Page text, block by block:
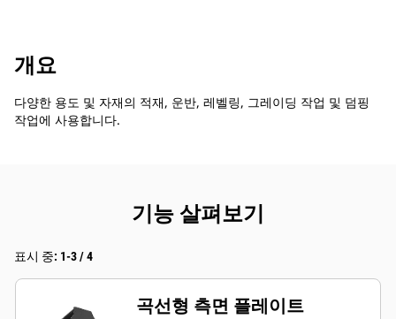
개요
다양한 용도 및 자재의 적재, 운반, 레벨링, 그레이딩 작업 및 덤핑
작업에 사용합니다.
기능 살펴보기
표시 중: 1-3 / 4
곡선형 측면 플레이트